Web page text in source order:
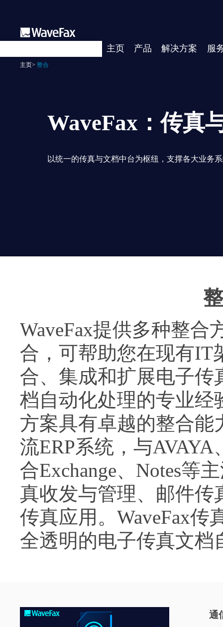
主页 产品 解决方案 服
主页> 整合
WaveFax：传真
以统一的传真与文档中台为枢纽，支撑各大业务
WaveFax提供多种整合
合，可帮助您在现有IT
合、集成和扩展电子传
档自动化处理的专业经
方案具有卓越的整合能
流ERP系统，与
合Exchange、Notes等
真收发与管理、邮件传
传真应用。WaveFax
全透明的电子传真文档
通